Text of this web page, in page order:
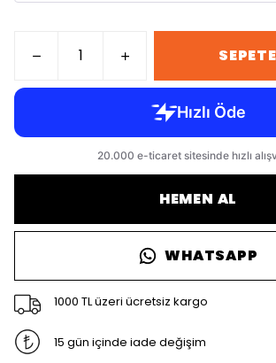
HEMEN AL
WHATSAPP
1000 TL üzeri ücretsiz kargo
15 gün içinde iade değişim